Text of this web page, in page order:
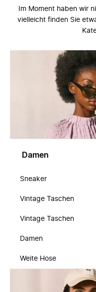
Im Moment haben wir
vielleicht finden Sie
Damen
Sneaker
Vintage Taschen
Vintage Taschen
Damen
Weite Hose